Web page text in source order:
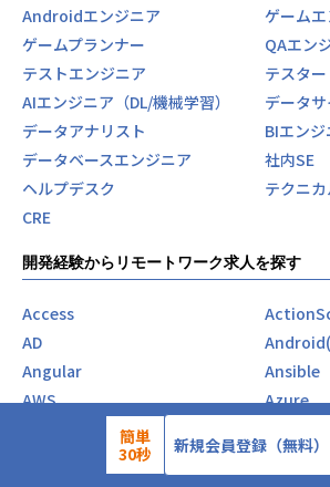
Androidエンジニア
ゲーム
ゲームプランナー
QAエン
テストエンジニア
テスター
AIエンジニア（DL/機械学習）
データ
データアナリスト
BIエンジ
データベースエンジニア
社内SE
ヘルプデスク
テクニ
CRE
開発経験からリモートワーク求人を探す
Access
AD
Angular
Ansible
AWS
Azure
COBOL
簡単
30秒
新規会員登録（無料）